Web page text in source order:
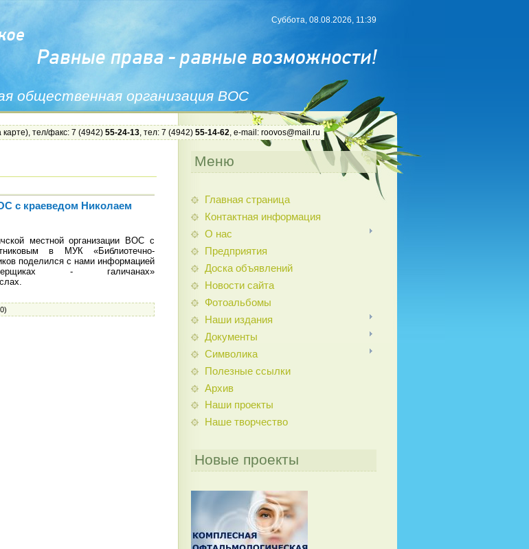
общественная организация ВОС
Суббота, 08.08.2026, 11:39
карте), тел/факс: 7 (4942) 55-24-13, тел: 7 (4942) 55-14-62, e-mail: roovos@mail.ru
с краеведом Николаем
местной организации ВОС с
в МУК «Библиотечно-
поделился с нами информацией
- галичанах»
Меню
Главная страница
Контактная информация
О нас
Предприятия
Доска объявлений
Новости сайта
Фотоальбомы
Наши издания
Документы
Символика
Полезные ссылки
Архив
Наши проекты
Наше творчество
Новые проекты